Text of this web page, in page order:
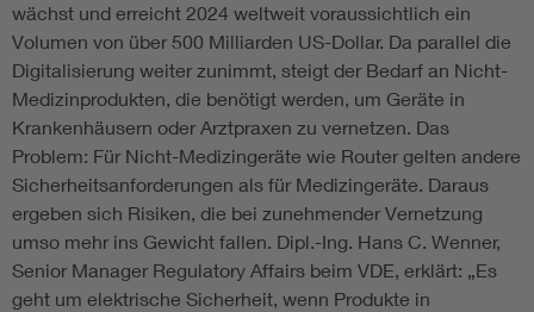
wächst und erreicht 2024 weltweit voraussichtlich ein
Volumen von über 500 Milliarden US-Dollar. Da parallel die
Digitalisierung weiter zunimmt, steigt der Bedarf an Nicht-
Medizinprodukten, die benötigt werden, um Geräte in
Krankenhäusern oder Arztpraxen zu vernetzen. Das
Problem: Für Nicht-Medizingeräte wie Router gelten andere
Sicherheitsanforderungen als für Medizingeräte. Daraus
ergeben sich Risiken, die bei zunehmender Vernetzung
umso mehr ins Gewicht fallen. Dipl.-Ing. Hans C. Wenner,
Senior Manager Regulatory Affairs beim VDE, erklärt: „Es
geht um elektrische Sicherheit, wenn Produkte in